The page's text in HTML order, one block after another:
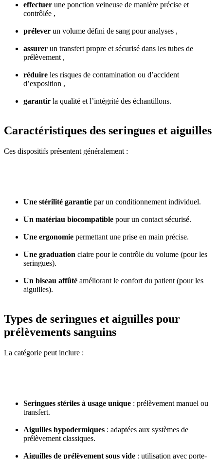
effectuer une ponction veineuse de manière précise et
contrôlée ,
prélever un volume défini de sang pour analyses ,
assurer un transfert propre et sécurisé dans les tubes de
prélèvement ,
réduire les risques de contamination ou d’accident
d’exposition ,
garantir la qualité et l’intégrité des échantillons.
Caractéristiques des seringues et aiguilles
Ces dispositifs présentent généralement :
Une stérilité garantie par un conditionnement individuel.
Un matériau biocompatible pour un contact sécurisé.
Une ergonomie permettant une prise en main précise.
Une graduation claire pour le contrôle du volume (pour les
seringues).
Un biseau affûté améliorant le confort du patient (pour les
aiguilles).
Types de seringues et aiguilles pour
prélèvements sanguins
La catégorie peut inclure :
Seringues stériles à usage unique : prélèvement manuel ou
transfert.
Aiguilles hypodermiques : adaptées aux systèmes de
prélèvement classiques.
Aiguilles de prélèvement sous vide : utilisation avec porte-